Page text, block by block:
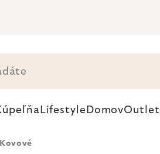
Lifestyle DomovOutlet
Kovové